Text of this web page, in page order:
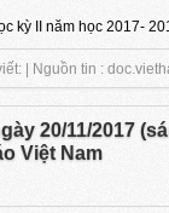
kỳ II năm học 2017-
| Nguồn tin :
20/11/2017
Việt Nam